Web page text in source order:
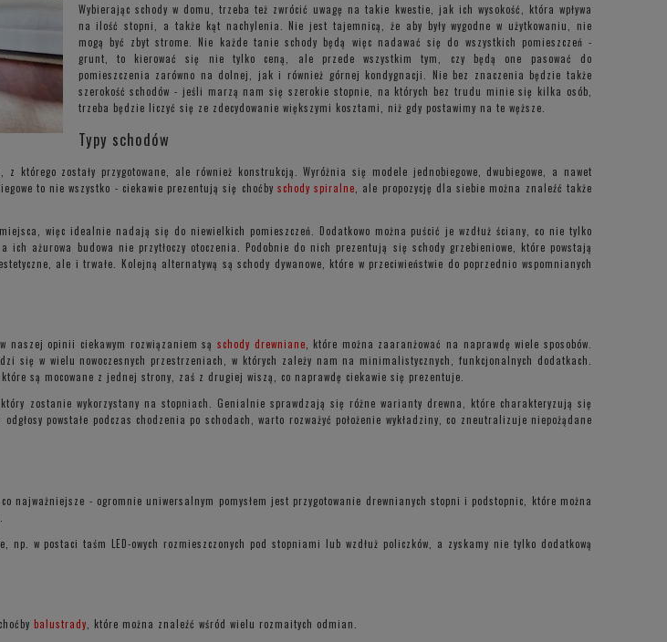
Wybierając schody w domu, trzeba też zwrócić uwagę na takie kwestie, jak ich wysokość, która wpływa
na ilość stopni, a także kąt nachylenia. Nie jest tajemnicą, że aby były wygodne w użytkowaniu, nie
mogą być zbyt strome. Nie każde tanie schody będą więc nadawać się do wszystkich pomieszczeń -
grunt, to kierować się nie tylko ceną, ale przede wszystkim tym, czy będą one pasować do
pomieszczenia zarówno na dolnej, jak i również górnej kondygnacji. Nie bez znaczenia będzie także
szerokość schodów - jeśli marzą nam się szerokie stopnie, na których bez trudu minie się kilka osób,
trzeba będzie liczyć się ze zdecydowanie większymi kosztami, niż gdy postawimy na te węższe.
Typy schodów
zostały przygotowane, ale również konstrukcją. Wyróżnia się modele jednobiegowe, dwubiegowe, a nawet
to nie wszystko - ciekawie prezentują się choćby schody spiralne , ale propozycję dla siebie można znaleźć także
więc idealnie nadają się do niewielkich pomieszczeń. Dodatkowo można puścić je wzdłuż ściany, co nie tylko
ażurowa budowa nie przytłoczy otoczenia. Podobnie do nich prezentują się schody grzebieniowe, które powstają
ale i trwałe. Kolejną alternatywą są schody dywanowe, które w przeciwieństwie do poprzednio wspomnianych
naszej opinii ciekawym rozwiązaniem są schody drewniane, które można zaaranżować na naprawdę wiele sposobów.
się w wielu nowoczesnych przestrzeniach, w których zależy nam na minimalistycznych, funkcjonalnych dodatkach.
są mocowane z jednej strony, zaś z drugiej wiszą, co naprawdę ciekawie się prezentuje.
zostanie wykorzystany na stopniach. Genialnie sprawdzają się różne warianty drewna, które charakteryzują się
powstałe podczas chodzenia po schodach, warto rozważyć położenie wykładziny, co zneutralizuje niepożądane
najważniejsze - ogromnie uniwersalnym pomysłem jest przygotowanie drewnianych stopni i podstopnic, które można
w postaci taśm LED-owych rozmieszczonych pod stopniami lub wzdłuż policzków, a zyskamy nie tylko dodatkową
balustrady , które można znaleźć wśród wielu rozmaitych odmian.